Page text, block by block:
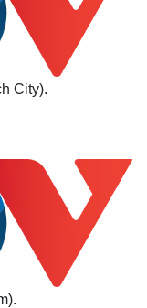
City).